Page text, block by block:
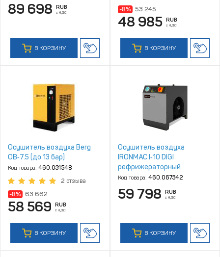
89 698 RUB
с НДС
В КОРЗИНУ
-8% 53 245
48 985 RUB
с НДС
В КОРЗИНУ
Осушитель воздуха Berg
ОВ‑7.5 (до 13 бар)
Код товара: 460.031548
2 отзыва
-8% 63 662
58 569 RUB
с НДС
В КОРЗИНУ
Осушитель воздуха
IRONMAC I‑10 DIGI
рефрижераторный
Код товара: 460.067342
59 798 RUB
с НДС
В КОРЗИНУ